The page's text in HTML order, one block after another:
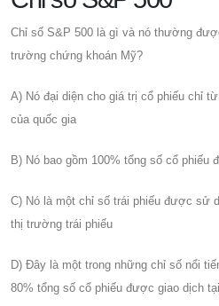
Chỉ số S&P 500 là gì và nó thường
trường chứng khoán Mỹ?
A) Nó đại diện cho giá trị cổ phiếu chỉ
của quốc gia
B) Nó bao gồm 100% tổng số cổ phiếu
C) Nó là một chỉ số trái phiếu được sử
thị trường trái phiếu
D) Đây là một trong những chỉ số nổi
80% tổng số cổ phiếu được giao dịch